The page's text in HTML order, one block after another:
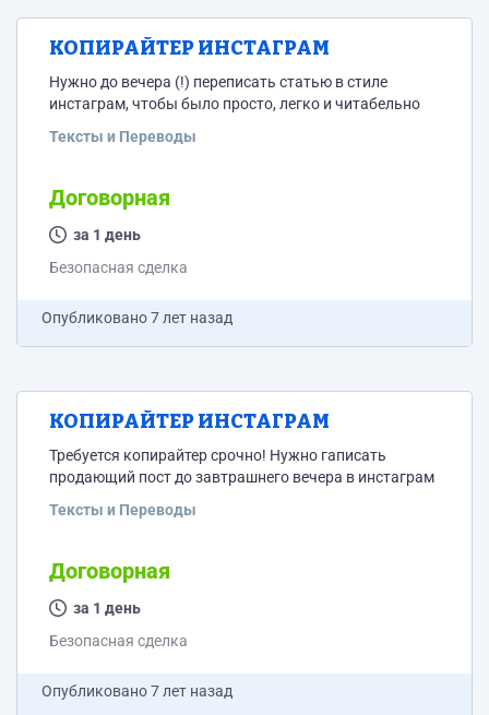
КОПИРАЙТЕР ИНСТАГРАМ
Нужно до вечера (!) переписать статью в стиле
инстаграм, чтобы было просто, легко и читабельно
Тексты и Переводы
Договорная
за 1 день
Безопасная сделка
Опубликовано7 лет назад
КОПИРАЙТЕР ИНСТАГРАМ
Требуется копирайтер срочно! Нужно гаписать
продающий пост до завтрашнего вечера в инстаграм
Тексты и Переводы
Договорная
за 1 день
Безопасная сделка
Опубликовано7 лет назад